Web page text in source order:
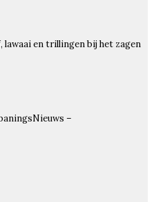
lawaai en trillingen bij het zagen
–